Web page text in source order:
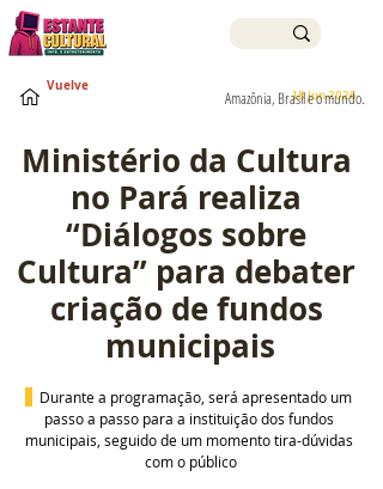
18 jun 2026
Amazônia, Brasil e o mundo.
Vuelve
Ministério da Cultura
no Pará realiza
“Diálogos sobre
Cultura” para debater
criação de fundos
municipais
Durante a programação, será apresentado um
passo a passo para a instituição dos fundos
municipais, seguido de um momento tira-dúvidas
com o público